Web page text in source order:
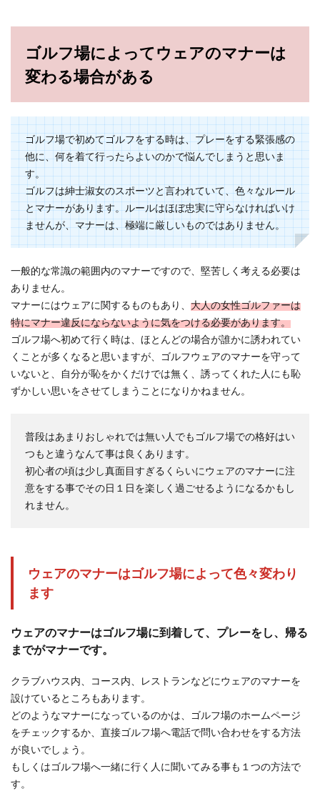
ゴルフ初心者女性におすすめするアイ
ゴルフ初心者の女性はまずアイアンの練習をする
事をおすすめされると思います。それはドライバ
ーの...
ゴルフ初心者女性がコースに出る前に
覚えて欲しいルール
ールを守ってプレーをする事が１番大切です。初
ゴルフ初心者女子は練習器具を使いこ
なして素振りを極めよう
練習場などでまずすることは素振りです。その素
超初心者女子でも憧れの彼と一緒に楽
しめるスポーツはゴルフ
く前に確認して欲しい事
になって...
かりやすい素振りの効果
ゴルフ場によってウェアのマナーは
変わる場合がある
ゴルフ場で初めてゴルフをする時は、プレーをする緊張感の
他に、何を着て行ったらよいのかで悩んでしまうと思いま
す。
ゴルフは紳士淑女のスポーツと言われていて、色々なルール
とマナーがあります。ルールはほぼ忠実に守らなければいけ
ませんが、マナーは、極端に厳しいものではありません。
一般的な常識の範囲内のマナーですので、堅苦しく考える必要は
ありません。
マナーにはウェアに関するものもあり、 大人の女性ゴルファーは
特にマナー違反にならないように気をつける必要があります。
ゴルフ場へ初めて行く時は、ほとんどの場合が誰かに誘われてい
くことが多くなると思いますが、ゴルフウェアのマナーを守って
いないと、自分が恥をかくだけでは無く、誘ってくれた人にも恥
ずかしい思いをさせてしまうことになりかねません。
普段はあまりおしゃれでは無い人でもゴルフ場での格好はい
つもと違うなんて事は良くあります。
初心者の頃は少し真面目すぎるくらいにウェアのマナーに注
意をする事でその日１日を楽しく過ごせるようになるかもし
れません。
ウェアのマナーはゴルフ場によって色々変わり
ます
ウェアのマナーはゴルフ場に到着して、プレーをし、帰る
までがマナーです。
クラブハウス内、コース内、レストランなどにウェアのマナーを
設けているところもあります。
どのようなマナーになっているのかは、ゴルフ場のホームページ
をチェックするか、直接ゴルフ場へ電話で問い合わせをする方法
が良いでしょう。
もしくはゴルフ場へ一緒に行く人に聞いてみる事も１つの方法で
す。